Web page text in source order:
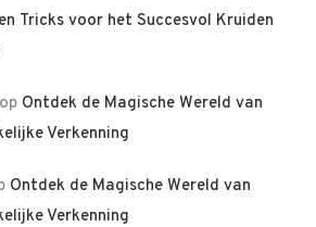
Tricks voor het Succesvol Kruiden
op Ontdek de Magische Wereld van
Verkenning
Ontdek de Magische Wereld van
Verkenning